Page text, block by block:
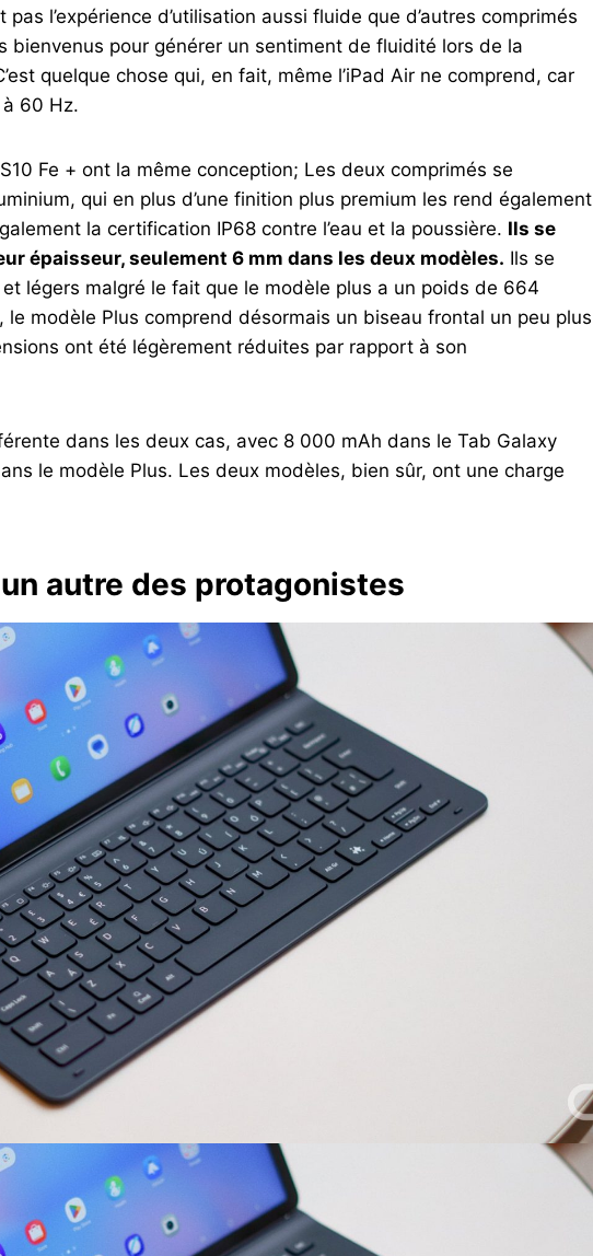
pas l’expérience d’utilisation aussi fluide que d’autres comprimés
bienvenus pour générer un sentiment de fluidité lors de la
quelque chose qui, en fait, même l’iPad Air ne comprend, car
60 Hz.
Fe + ont la même conception; Les deux comprimés se
qui en plus d’une finition plus premium les rend également
la certification IP68 contre l’eau et la poussière. Ils se
épaisseur, seulement 6 mm dans les deux modèles. Ils se
légers malgré le fait que le modèle plus a un poids de 664
modèle Plus comprend désormais un biseau frontal un peu plus
ont été légèrement réduites par rapport à son
dans les deux cas, avec 8 000 mAh dans le Tab Galaxy
le modèle Plus. Les deux modèles, bien sûr, ont une charge
un autre des protagonistes